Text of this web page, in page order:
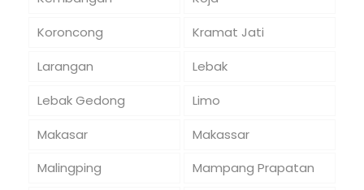
Koroncong
Kramat Jati
Larangan
Lebak
Lebak Gedong
Limo
Makasar
Makassar
Malingping
Mampang Prapatan